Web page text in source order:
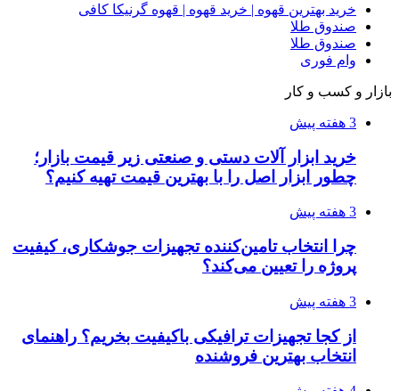
خرید بهترین قهوه | خرید قهوه | قهوه گرنیکا کافی
صندوق طلا
صندوق طلا
وام فوری
بازار و کسب و کار
3 هفته پیش
خرید ابزار آلات دستی و صنعتی زیر قیمت بازار؛
چطور ابزار اصل را با بهترین قیمت تهیه کنیم؟
3 هفته پیش
چرا انتخاب تامین‌کننده تجهیزات جوشکاری، کیفیت
پروژه را تعیین می‌کند؟
3 هفته پیش
از کجا تجهیزات ترافیکی باکیفیت بخریم؟ راهنمای
انتخاب بهترین فروشنده